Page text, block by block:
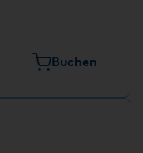
Buchen